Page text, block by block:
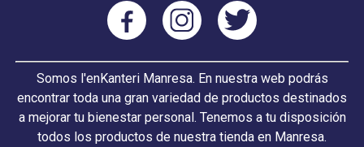
Somos l'enKanteri Manresa. En nuestra web podrás
encontrar toda una gran variedad de productos destinados
a mejorar tu bienestar personal. Tenemos a tu disposición
todos los productos de nuestra tienda en Manresa.